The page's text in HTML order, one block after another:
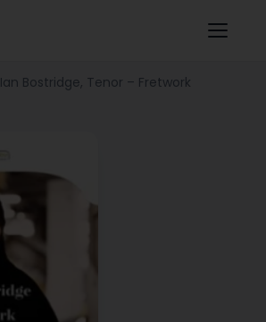
Ian Bostridge, Tenor – Fretwork